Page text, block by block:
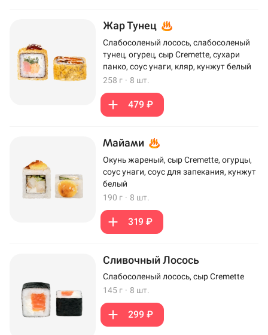
Жар Тунец
Слабосоленый лосось, слабосоленый
тунец, огурец, сыр Cremette, сухари
панко, соус унаги, кляр, кунжут белый
258 г · 8 шт.
479 ₽
Майами
Окунь жареный, сыр Cremette, огурцы,
соус унаги, соус для запекания, кунжут
белый
190 г · 8 шт.
319 ₽
Сливочный Лосось
Слабосоленый лосось, сыр Cremette
145 г · 8 шт.
299 ₽